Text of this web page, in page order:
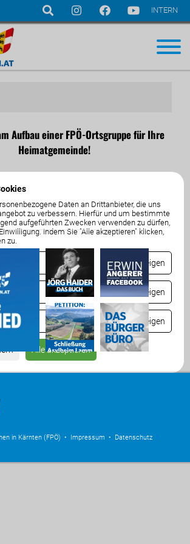
Daten an Drittanbieter, die uns
zu verbessern. Hierfür und um bestimmte
aufgeführten Zwecken verwenden zu dürfen,
Indem Sie "Alle akzeptieren" klicken,
zu.
Details anzeigen
Details anzeigen
Details anzeigen
Alle akzeptieren
INTERN
Aufbau einer FPÖ-Ortsgruppe für Ihre
Heimatgemeinde!
in Kärnten (FPÖ) • Impressum • Datenschutz